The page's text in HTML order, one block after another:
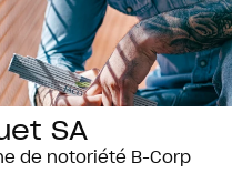
SA
de notoriété B-Corp